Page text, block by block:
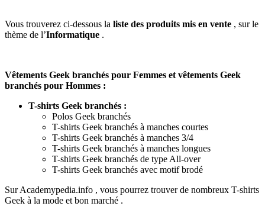
Vous trouverez ci-dessous la liste des produits mis en vente , sur le
thème de l’Informatique .
Vêtements Geek branchés pour Femmes et vêtements Geek
branchés pour Hommes :
T-shirts Geek branchés :
Polos Geek branchés
T-shirts Geek branchés à manches courtes
T-shirts Geek branchés à manches 3/4
T-shirts Geek branchés à manches longues
T-shirts Geek branchés de type All-over
T-shirts Geek branchés avec motif brodé
Sur Academypedia.info , vous pourrez trouver de nombreux T-shirts
Geek à la mode et bon marché .